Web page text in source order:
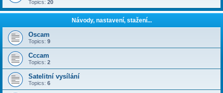
Topics: 20
Návody, nastavení, stažení...
Oscam
Topics: 9
Cccam
Topics: 2
Satelitní vysílání
Topics: 6